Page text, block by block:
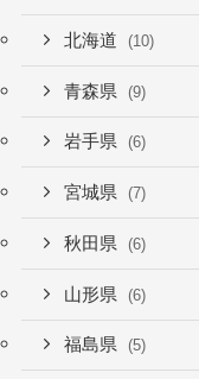
北海道 (10)
青森県 (9)
岩手県 (6)
宮城県 (7)
秋田県 (6)
山形県 (6)
福島県 (5)